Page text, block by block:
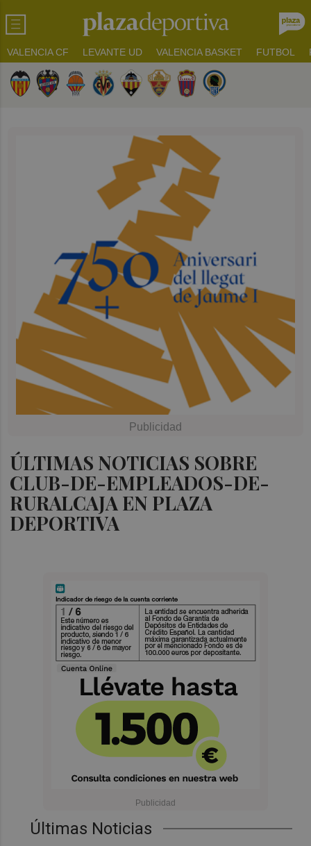
VALENCIA CF LEVANTE UD VALENCIA BASKET FUTBOL
ÚLTIMAS NOTICIAS SOBRE
CLUB-DE-EMPLEADOS-DE-
RURALCAJA EN PLAZA
DEPORTIVA
Últimas Noticias